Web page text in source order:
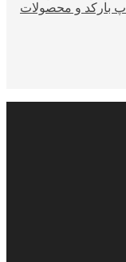
بارکد و محصولات